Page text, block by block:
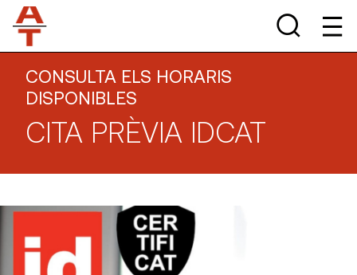
CONSULTA ELS HORARIS
DISPONIBLES
CITA PRÈVIA IDCAT